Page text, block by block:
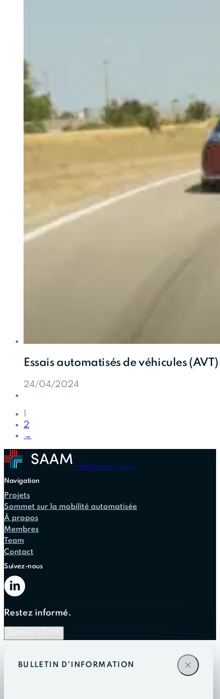
Essais automatisés de véhicules (AVT)
24/04/2024
2
→
info@saam.swiss
Navigation
Projets
Sommet sur la mobilité automatisée
À propos
Membres
Team
Contact
Suivez-nous
Restez informé.
BULLETIN D'INFORMATION